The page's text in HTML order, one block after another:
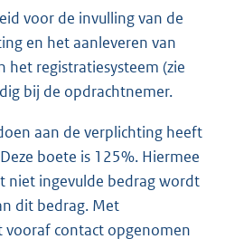
voor de invulling van de
en het aanleveren van
het registratiesysteem (zie
bij de opdrachtnemer.
aan de verplichting heeft
boete is 125%. Hiermee
niet ingevulde bedrag wordt
dit bedrag. Met
contact opgenomen